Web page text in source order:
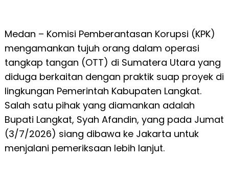
Medan – Komisi Pemberantasan Korupsi (KPK)
mengamankan tujuh orang dalam operasi
tangkap tangan (OTT) di Sumatera Utara yang
diduga berkaitan dengan praktik suap proyek di
lingkungan Pemerintah Kabupaten Langkat.
Salah satu pihak yang diamankan adalah
Bupati Langkat, Syah Afandin, yang pada Jumat
(3/7/2026) siang dibawa ke Jakarta untuk
menjalani pemeriksaan lebih lanjut.